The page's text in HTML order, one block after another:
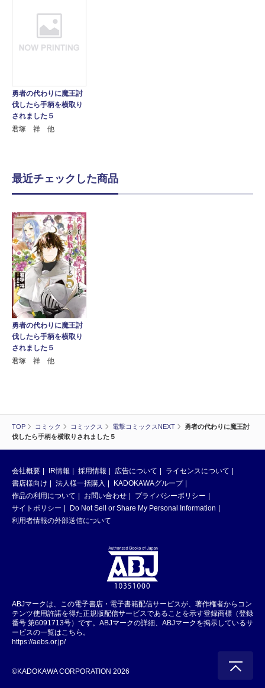
TOP コミック コミックス 電撃コミックスNEXT
勇者の代わりに魔王討
伐したら手柄を横取りされました５
勇者の代わりに魔王討
伐したら手柄を横取り
されました５
君塚 祥 他
最近チェックした商品
勇者の代わりに魔王討
伐したら手柄を横取り
されました５
君塚 祥 他
会社概要 IR情報 採用情報 広告について
ライセンスについて
書店様向け
法人様一括購入
KADOKAWAグループ
作品の利用について
お問い合わせ
プライバシーポリシー
サイトポリシー
Do Not Sell or Share My Personal Information
利用者情報の外部送信について
ABJマークは、この電子書店・電子書籍配信サービスが、著作権者からコン
テンツ使用許諾を得た正規版配信サービスであることを示す登録商標（登録
番号 第6091713号）です。ABJマークの詳細、ABJマークを掲示しているサ
ービスの一覧はこちら。
https://aebs.or.jp/
©KADOKAWA CORPORATION 2026